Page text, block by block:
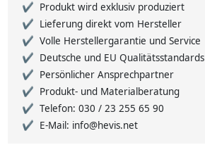
Produkt wird exklusiv produziert
Lieferung direkt vom Hersteller
Volle Herstellergarantie und Service
Deutsche und EU Qualitätsstandards
Persönlicher Ansprechpartner
Produkt- und Materialberatung
Telefon: 030 / 23 255 65 90
E-Mail: info@hevis.net